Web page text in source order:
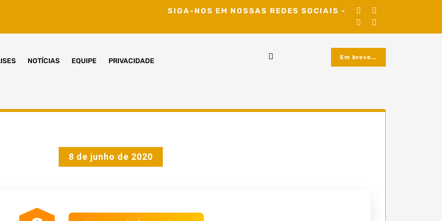
SIGA-NOS EM NOSSAS REDES SOCIAIS -
NOTÍCIAS EQUIPE PRIVACIDADE Em breve...
8 de junho de 2020